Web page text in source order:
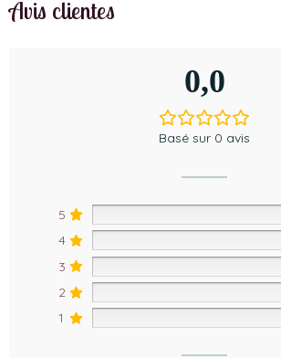
Avis clientes
0,0
Basé sur 0 avis
5
4
3
2
1